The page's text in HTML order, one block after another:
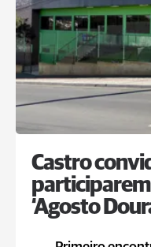
Castro
participarem
‘Agosto